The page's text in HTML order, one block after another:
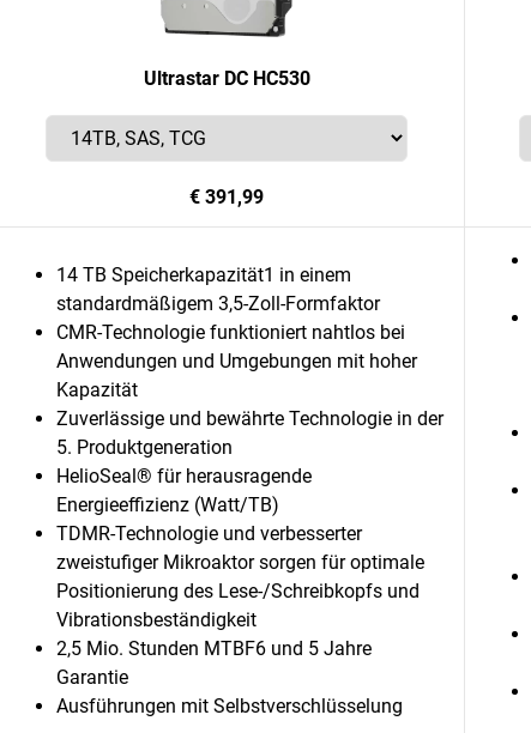
Ultrastar DC HC530
€ 391,99
14 TB Speicherkapazität1 in einem
standardmäßigem 3,5-Zoll-Formfaktor
CMR-Technologie funktioniert nahtlos bei
Anwendungen und Umgebungen mit hoher
Kapazität
Zuverlässige und bewährte Technologie in der
5. Produktgeneration
HelioSeal® für herausragende
Energieeffizienz (Watt/TB)
TDMR-Technologie und verbesserter
zweistufiger Mikroaktor sorgen für optimale
Positionierung des Lese-/Schreibkopfs und
Vibrationsbeständigkeit
2,5 Mio. Stunden MTBF6 und 5 Jahre
Garantie
Ausführungen mit Selbstverschlüsselung